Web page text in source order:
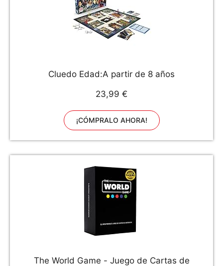
Cluedo Edad:A partir de 8 años
23,99 €
¡CÓMPRALO AHORA!
The World Game - Juego de Cartas de